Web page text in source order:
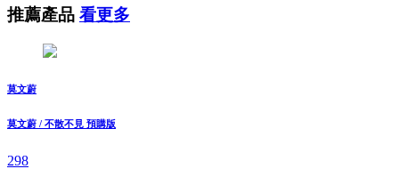
推薦產品 看更多
莫文蔚
莫文蔚 / 不散不見 預購版
298